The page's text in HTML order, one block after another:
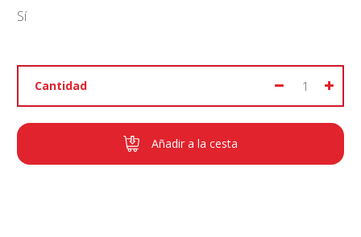
Sí
Cantidad
Añadir a la cesta